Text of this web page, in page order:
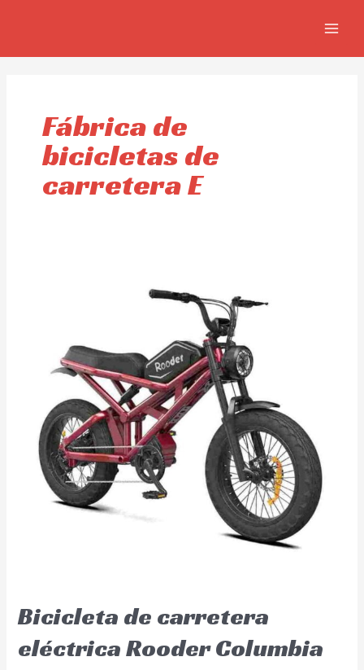
Fábrica de
bicicletas de
carretera E
Bicicleta de carretera
eléctrica Rooder Columbia